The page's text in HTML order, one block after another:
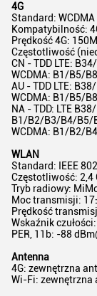
4G
Standard: WCDMA
Kompatybilność:
Prędkość 4G:
Częstotliwość
CN - TDD LTE:
WCDMA: B1/B5/B8
AU - TDD LTE:
WCDMA: B1/B5/B8
NA - TDD: LTE
B1/B2/B3/B4/B5/
WCDMA: B1/B2/
WLAN
Standard: IEEE
Częstotliwość: 2,4
Tryb radiowy:
Moc transmisji:
Prędkość
Wskaźnik
PER, 11b: -88
Antenna
4G: zewnętrzna
Wi-Fi: zewnętrzna